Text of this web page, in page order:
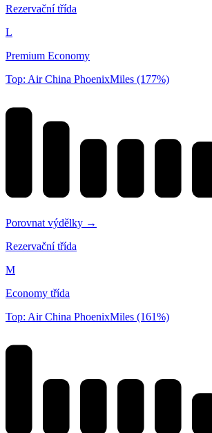
Rezervační třída
L
Premium Economy
Top: Air China PhoenixMiles (177%)
Porovnat výdělky →
Rezervační třída
M
Economy třída
Top: Air China PhoenixMiles (161%)